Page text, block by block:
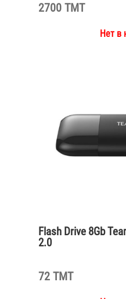
2700 TMT
Нет в
Flash Drive 8Gb
2.0
72 TMT